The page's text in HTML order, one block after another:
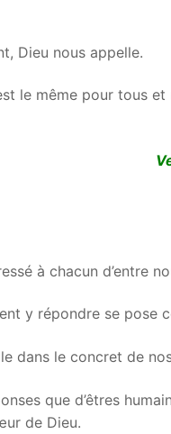
Dieu nous appelle.
le même pour tous
à chacun d’entre
y répondre se pose
dans le concret de
que d’êtres
de Dieu.